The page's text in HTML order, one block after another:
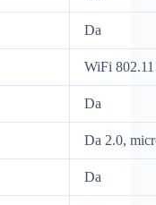
Da
WiFi
Da
Da 2.0,
Da